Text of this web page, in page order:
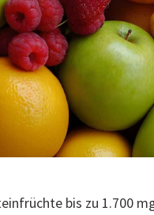
bis zu 1.700